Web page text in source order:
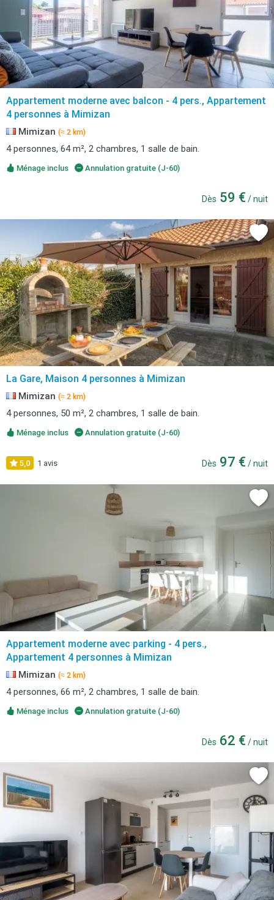
Appartement moderne avec balcon - 4 pers., Appartement
4 personnes à Mimizan
Mimizan (≈ 2 km)
4 personnes, 64 m², 2 chambres, 1 salle de bain.
Ménage inclus Annulation gratuite (J-60)
Dès 59 € / nuit
La Gare, Maison 4 personnes à Mimizan
Mimizan (≈ 2 km)
4 personnes, 50 m², 2 chambres, 1 salle de bain.
Ménage inclus Annulation gratuite (J-60)
5,0 1 avis Dès 97 € / nuit
Appartement moderne avec parking - 4 pers.,
Appartement 4 personnes à Mimizan
Mimizan (≈ 2 km)
4 personnes, 66 m², 2 chambres, 1 salle de bain.
Ménage inclus Annulation gratuite (J-60)
Dès 62 € / nuit